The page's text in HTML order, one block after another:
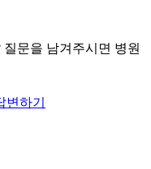
문을 남겨주시면 병원
변하기